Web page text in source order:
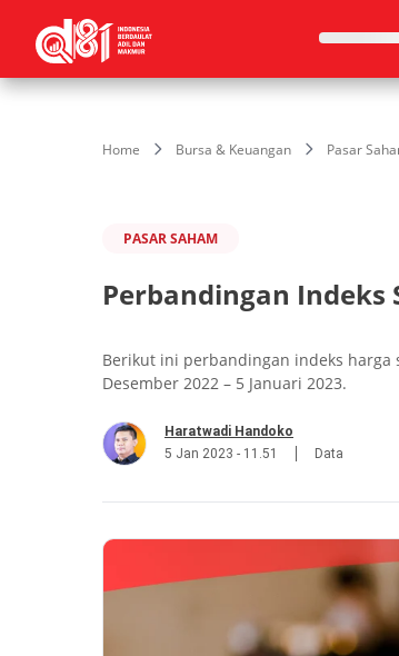
Home Bursa & Keuangan Pasar
PASAR SAHAM
Perbandingan Indeks
Berikut ini perbandingan indeks harga
Desember 2022 – 5 Januari 2023.
Haratwadi Handoko
5 Jan 2023 - 11.51
Data